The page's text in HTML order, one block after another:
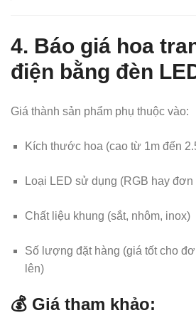
4. Báo giá hoa
điện bằng đèn
Giá thành sản phẩm phụ thuộc vào:
Kích thước hoa (cao từ 1m đến
Loại LED sử dụng (RGB hay đơn
Chất liệu khung (sắt, nhôm, inox)
Số lượng đặt hàng (giá tốt cho
lên)
💰 Giá tham khảo: